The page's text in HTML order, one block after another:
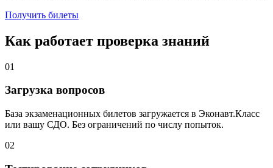
Получить билеты
Как работает проверка знаний
01
Загрузка вопросов
База экзаменационных билетов загружается в Эконавт.Класс
или вашу СДО. Без ограничений по числу попыток.
02